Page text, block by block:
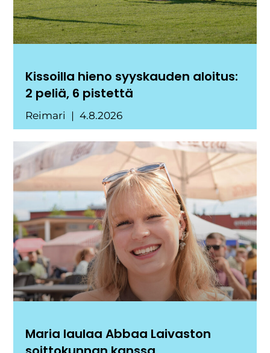
Kissoilla hieno syyskauden aloitus:
2 peliä, 6 pistettä
Reimari 4.8.2026
Maria laulaa Abbaa Laivaston